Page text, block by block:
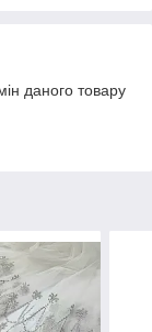
даного товару